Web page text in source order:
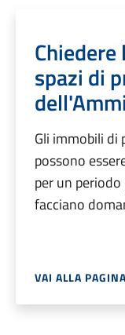
Chiedere
spazi di
Gli immobili di
possono
per un
facciano
VAI ALLA PAGINA